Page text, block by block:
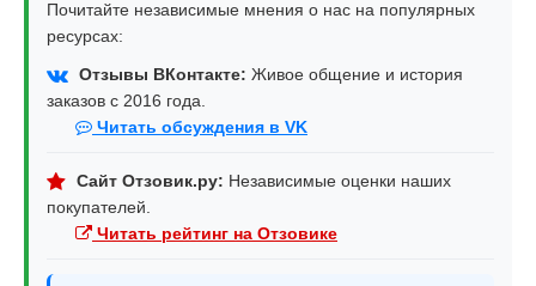
Почитайте независимые мнения о нас на популярных
ресурсах:
Отзывы ВКонтакте: Живое общение и история
заказов с 2016 года.
Читать обсуждения в VK
Сайт Отзовик.ру: Независимые оценки наших
покупателей.
Читать рейтинг на Отзовике